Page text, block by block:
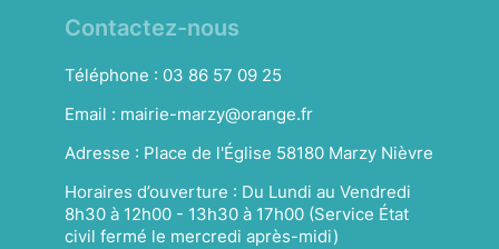
Contactez-nous
Téléphone : 03 86 57 09 25
Email : mairie-marzy@orange.fr
Adresse : Place de l'Église 58180 Marzy Nièvre
Horaires d’ouverture : Du Lundi au Vendredi
8h30 à 12h00 - 13h30 à 17h00 (Service État
civil fermé le mercredi après-midi)